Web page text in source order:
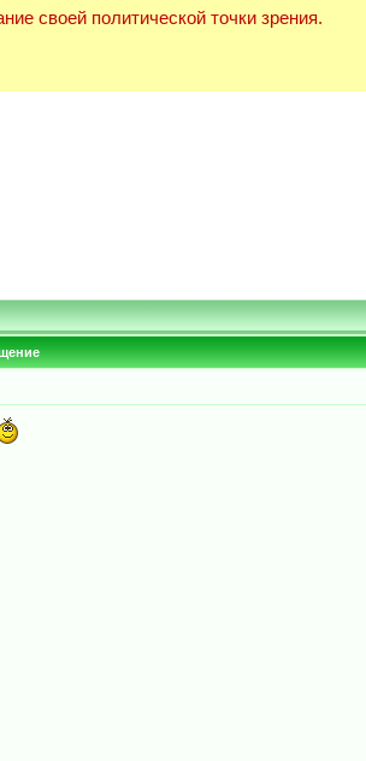
своей политической точки зрения.